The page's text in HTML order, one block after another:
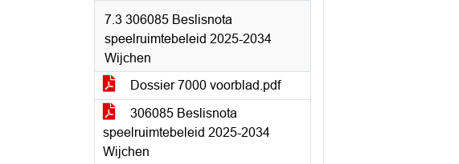
7.3 306085 Beslisnota
speelruimtebeleid 2025-2034
Wijchen
Dossier 7000 voorblad.pdf
306085 Beslisnota
speelruimtebeleid 2025-2034
Wijchen